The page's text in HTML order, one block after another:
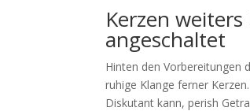
Kerzen
angeschaltet
Hinten den Vorbereitungen
ruhige Klange ferner
Diskutant kann, perish